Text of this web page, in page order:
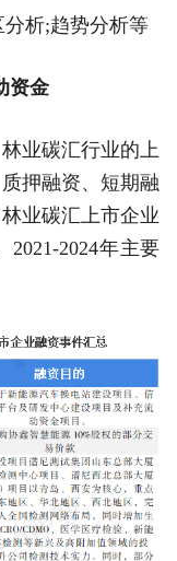
析;趋势分析等
资金
业碳汇行业的上
押融资、短期融
业碳汇上市企业
2024年主要